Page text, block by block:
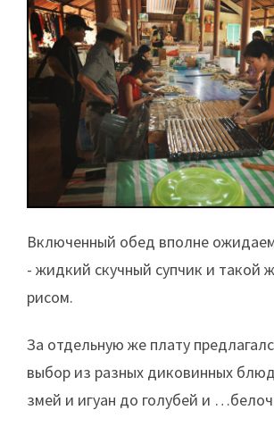
Включенный обед вполне
- жидкий скучный супчик и такой
рисом.
За отдельную же плату
выбор из разных диковинных
змей и игуан до голубей и